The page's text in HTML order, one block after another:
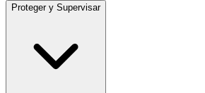
Proteger y Supervisar